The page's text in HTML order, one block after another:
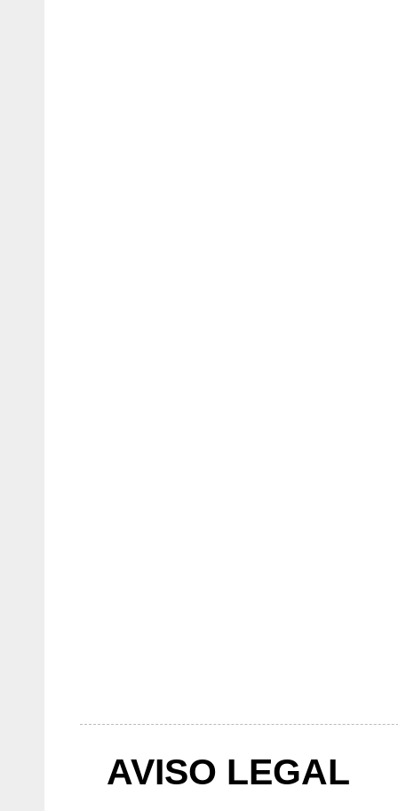
AVISO LEGAL